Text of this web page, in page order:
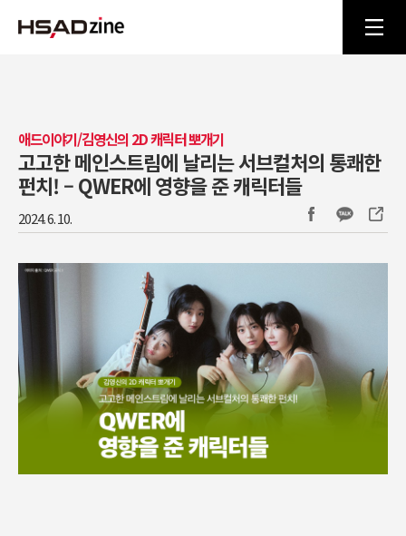
애드이야기/김영신의 2D 캐릭터 뽀개기
고고한 메인스트림에 날리는 서브컬처의 통쾌한
펀치! – QWER에 영향을 준 캐릭터들
2024. 6. 10.